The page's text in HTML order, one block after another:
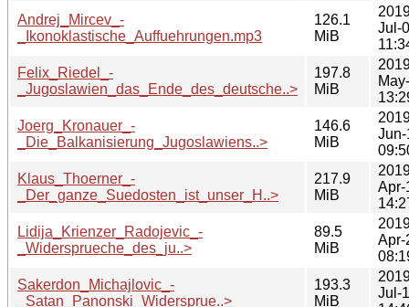
Andrej_Mircev_-
_Ikonoklastische_Auffuehrungen.mp3
126.1
MiB
Jul-
Felix_Riedel_-
_Jugoslawien_das_Ende_des_deutsche..>
197.8
MiB
Joerg_Kronauer_-
_Die_Balkanisierung_Jugoslawiens..>
146.6
MiB
Klaus_Thoerner_-
_Der_ganze_Suedosten_ist_unser_H..>
217.9
MiB
Apr-
Lidija_Krienzer_Radojevic_-
_Widersprueche_des_ju..>
89.5
MiB
Apr-
Sakerdon_Michajlovic_-
_Satan_Panonski_Widersprue..>
193.3
MiB
Jul-